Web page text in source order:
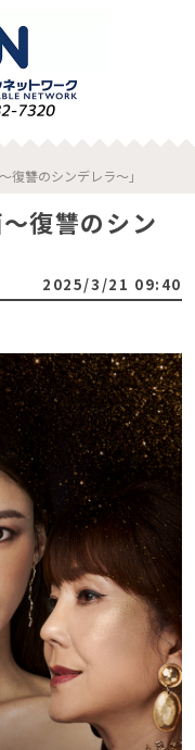
復讐のシンデレラ～」
復讐のシン
2025/3/21 09:40